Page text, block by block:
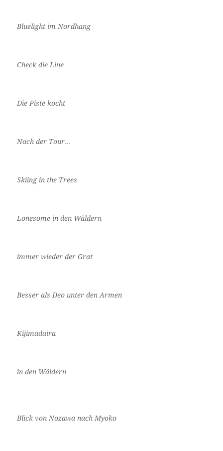
Bluelight im Nordhang
Check die Line
Die Piste kocht
Nach der Tour…
Skiing in the Trees
Lonesome in den Wäldern
immer wieder der Grat
Besser als Deo unter den Armen
Kijimadaira
in den Wäldern
Blick von Nozawa nach Myoko